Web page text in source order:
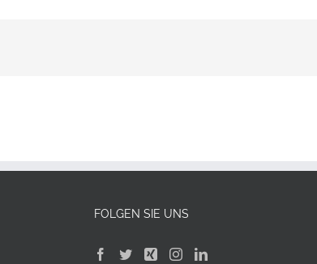
FOLGEN SIE UNS